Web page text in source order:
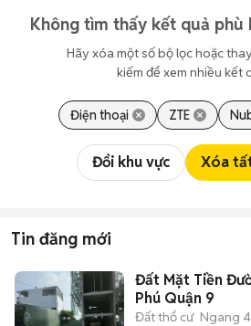
Không tìm thấy kết quả phù
Hãy xóa một số bộ lọc hoặc
kiếm để xem nhiều kết
Điện thoại ZTE
Đổi khu vực Xóa
Tin đăng mới
Đất Mặt Tiền
Phú Quận 9
Đất thổ cư Ngang